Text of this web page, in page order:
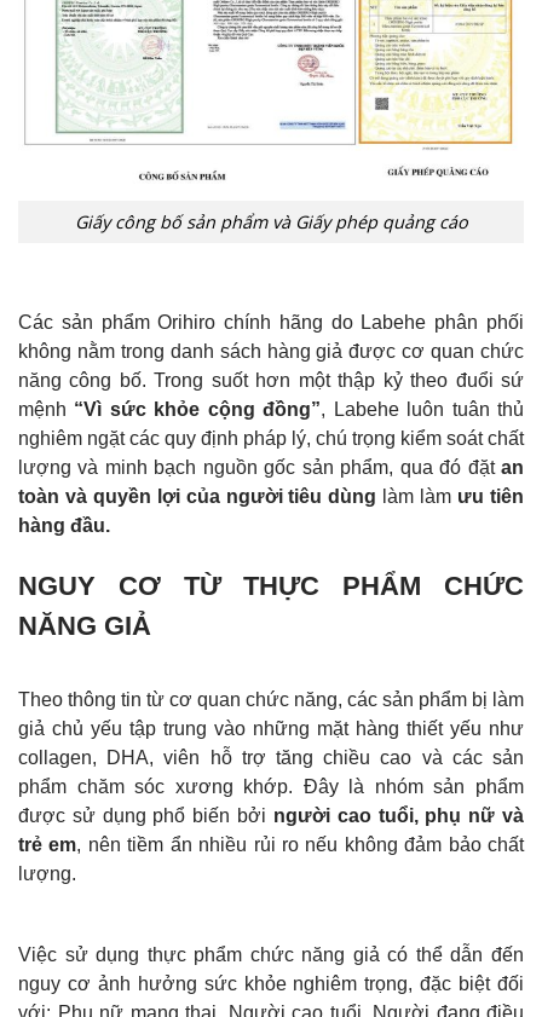
Giấy công bố sản phẩm và Giấy phép quảng cáo
Các sản phẩm Orihiro chính hãng do Labehe phân phối
không nằm trong danh sách hàng giả được cơ quan chức
năng công bố. Trong suốt hơn một thập kỷ theo đuổi sứ
mệnh “Vì sức khỏe cộng đồng”, Labehe luôn tuân thủ
nghiêm ngặt các quy định pháp lý, chú trọng kiểm soát chất
lượng và minh bạch nguồn gốc sản phẩm, qua đó đặt an
toàn và quyền lợi của người tiêu dùng làm làm ưu tiên
hàng đầu.
NGUY CƠ TỪ THỰC PHẨM CHỨC
NĂNG GIẢ
Theo thông tin từ cơ quan chức năng, các sản phẩm bị làm
giả chủ yếu tập trung vào những mặt hàng thiết yếu như
collagen, DHA, viên hỗ trợ tăng chiều cao và các sản
phẩm chăm sóc xương khớp. Đây là nhóm sản phẩm
được sử dụng phổ biến bởi người cao tuổi, phụ nữ và
trẻ em, nên tiềm ẩn nhiều rủi ro nếu không đảm bảo chất
lượng.
Việc sử dụng thực phẩm chức năng giả có thể dẫn đến
nguy cơ ảnh hưởng sức khỏe nghiêm trọng, đặc biệt đối
với: Phụ nữ mang thai, Người cao tuổi, Người đang điều